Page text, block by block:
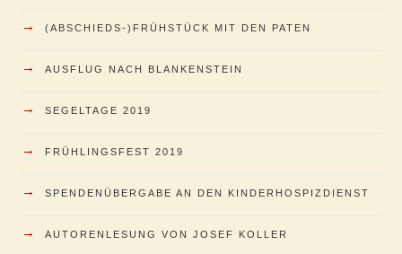
→ (ABSCHIEDS-)FRÜHSTÜCK MIT DEN PATEN
→ AUSFLUG NACH BLANKENSTEIN
→ SEGELTAGE 2019
→ FRÜHLINGSFEST 2019
→ SPENDENÜBERGABE AN DEN KINDERHOSPIZDIENST
→ AUTORENLESUNG VON JOSEF KOLLER